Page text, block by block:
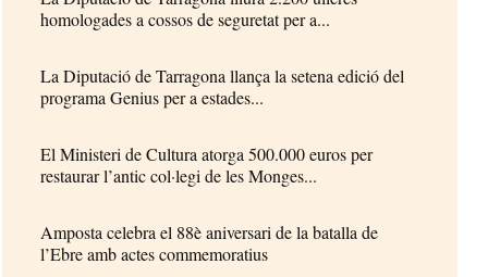
homologades a cossos de seguretat per a...
La Diputació de Tarragona llança la setena edició del
programa Genius per a estades...
El Ministeri de Cultura atorga 500.000 euros per
restaurar l’antic col·legi de les Monges...
Amposta celebra el 88è aniversari de la batalla de
l’Ebre amb actes commemoratius